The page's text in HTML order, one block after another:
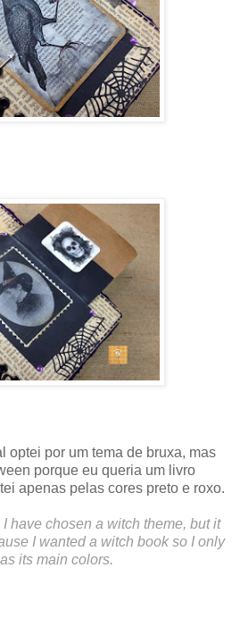
optei por um tema de bruxa, mas
porque eu queria um livro
apenas pelas cores preto e roxo.
have chosen a witch theme, but it
I wanted a witch book so I only
its main colors.